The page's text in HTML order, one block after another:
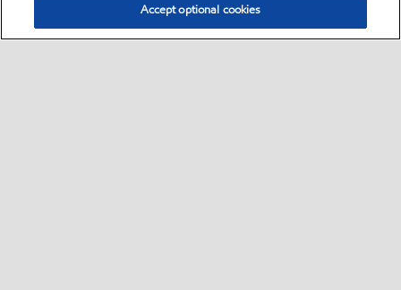
Accept optional cookies